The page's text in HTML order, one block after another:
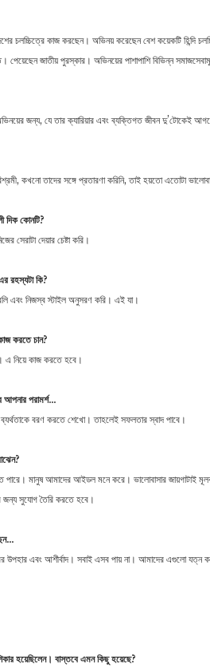
চলচ্চিত্রে কাজ করছেন। অভিনয় করেছেন বেশ কয়েকটি হিন্দি
পেয়েছেন জাতীয় পুরস্কার। অভিনয়ের পাশাপাশি বিভিন্ন
জন্য, যে তার ক্যারিয়ার এবং ব্যক্তিগত জীবন দু’টোকেই
কখনো তাদের সঙ্গে প্রতারণা করিনি, তাই হয়তো এতোটা
দিক কোনটি?
দেয়ার চেষ্টা করি।
রহস্যটা কি?
এবং নিজস্ব স্টাইল অনুসরণ করি। এই যা।
করতে চান?
এ নিয়ে কাজ করতে হবে।
আপনার পরামর্শ…
বরণ করতে শেখো। তাহলেই সফলতার স্বাদ পাবে।
?
পারে। মানুষ আমাদের আইডল মনে করে। ভালোবাসার জায়গাটাই
জন্য সুযোগ তৈরি করতে হবে।
…
এবং আশীর্বাদ। সবাই এসব পায় না। আমাদের এগুলো যত্ন
হয়েছিলেন। বাস্তবে এমন কিছু হয়েছে?